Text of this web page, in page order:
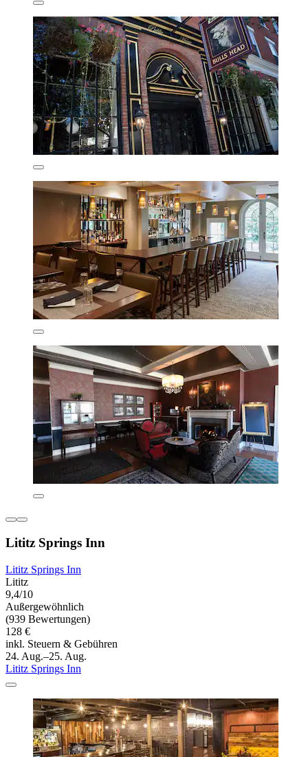
Lititz Springs Inn
Lititz Springs Inn
Lititz
9,4/10
Außergewöhnlich
(939 Bewertungen)
128 €
inkl. Steuern & Gebühren
24. Aug.–25. Aug.
Lititz Springs Inn